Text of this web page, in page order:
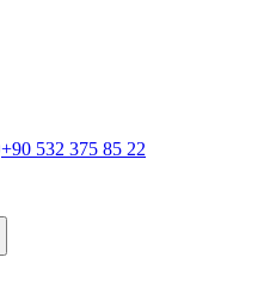
+90 532 375 85 22